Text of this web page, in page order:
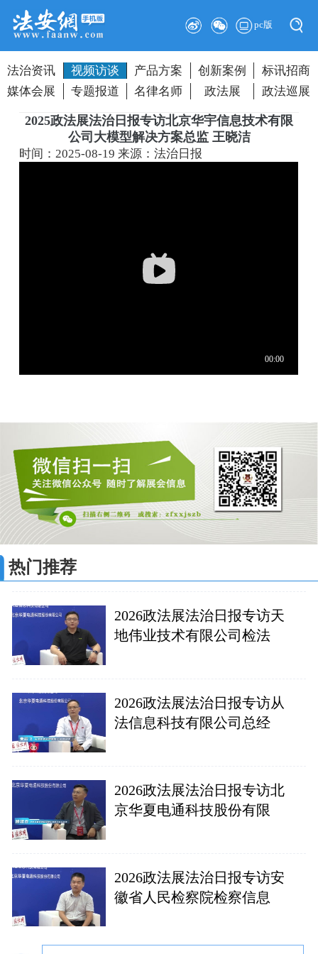
pc版
法治资讯 视频访谈 产品方案 创新案例
标讯招商
媒体会展
专题报道 名律名师 政法展 政法巡展
2025政法展法治日报专访北京华宇信息技术有限
公司大模型解决方案总监 王晓洁
时间：2025-08-19来源：法治日报
热门推荐
2026政法展法治日报专访天
地伟业技术有限公司检法
2026政法展法治日报专访从
法信息科技有限公司总经
2026政法展法治日报专访北
京华夏电通科技股份有限
2026政法展法治日报专访安
徽省人民检察院检察信息